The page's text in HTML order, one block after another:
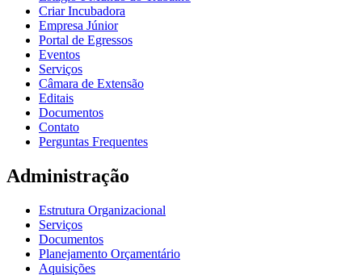
Criar Incubadora
Empresa Júnior
Portal de Egressos
Eventos
Serviços
Câmara de Extensão
Editais
Documentos
Contato
Perguntas Frequentes
Administração
Estrutura Organizacional
Serviços
Documentos
Planejamento Orçamentário
Aquisições